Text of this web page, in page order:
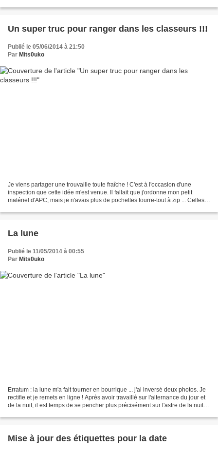
Un super truc pour ranger dans les classeurs !!!
Publié le 05/06/2014 à 21:50
Par Mits0uko
Je viens partager une trouvaille toute fraîche ! C'est à l'occasion d'une
inspection que cette idée m'est venue. Il fallait que j'ordonne mon petit
matériel d'APC, mais je n'avais plus de pochettes fourre-tout à zip ... Celles-
La lune
Publié le 11/05/2014 à 00:55
Par Mits0uko
Erratum : la lune m'a fait tourner en bourrique ... j'ai inversé deux photos. Je
rectifie et je remets en ligne ! Après avoir travaillé sur l'alternance du jour et
de la nuit, il est temps de se pencher plus précisément sur l'astre de la nuit !
Mise à jour des étiquettes pour la date